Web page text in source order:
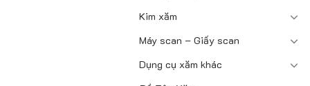
Kim xăm
Máy scan – Giấy scan
Dụng cụ xăm khác